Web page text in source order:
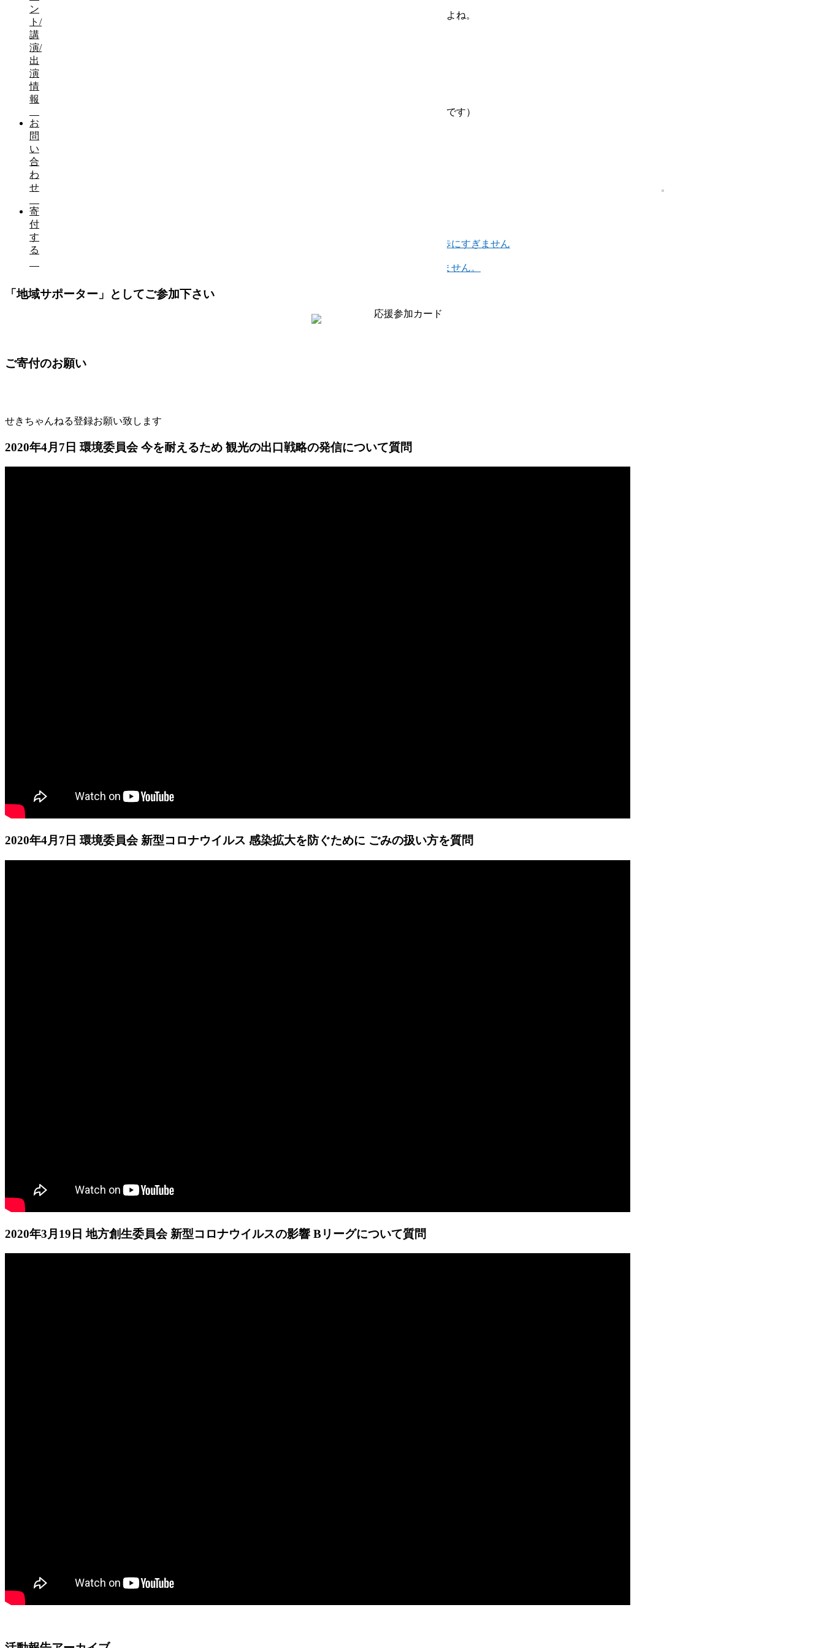
ン
ト/
講
演/
出
演
情
報
お
問
い
合
わ
せ
寄
付
す
る
おコメは、かつて年間２５０日ほど作業に従事しなければなりませんでした。
「米」という字は八十八回の手間がかかるという意味から作られた漢字というのは国語で習いましたよね。
しかし現在では、多くの工程が専門家の手によって委託されるなどして効率化され、30日程度です。
現代の零細農家は、
専業ではなく兼業農家でできたコメの半分を地主に収めさせられている戦前の小作農でもなければ、
腰を曲げて作業をする「おしん」もいません。
むしろこれらの農地を大規模生産者に貸して
賃料を取る方が（赤字でも作りたいというのは、これは自由です。家族のため、これももちろん自由です）
生産者の競争力向上、コメの値段の低下、世界の食糧増産への貢献につながります。
生産者だけを見ている現代の日本の農業。
かつての消費者と生産者を想う農業へと身を切る改革を進めます。
ブログ（活動報告）
身を切る改革は自分の給料を３割カットすることばかりが注目されますが、それははじめの一歩にすぎません
コメを適正な値段でおいしく食べられるようにするために必要なのは絶対におコメ券ではありません。
「地域サポーター」としてご参加下さい
ご寄付のお願い
せきちゃんねる登録お願い致します
2020年4月7日 環境委員会 今を耐えるため 観光の出口戦略の発信について質問
2020年4月7日 環境委員会 新型コロナウイルス 感染拡大を防ぐために ごみの扱い方を質問
2020年3月19日 地方創生委員会 新型コロナウイルスの影響 Bリーグについて質問